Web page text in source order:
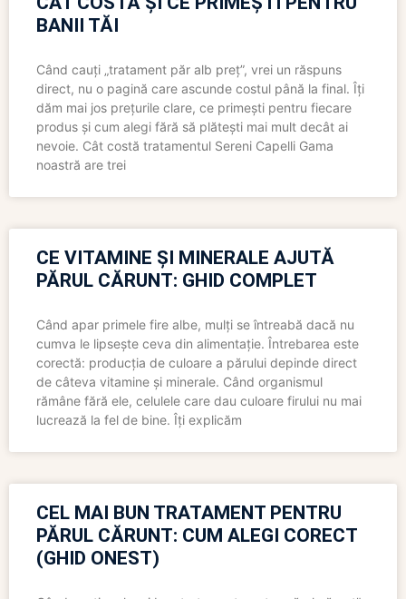
BANII TĂI
Când cauți „tratament păr alb preț”, vrei un răspuns
direct, nu o pagină care ascunde costul până la final. Îți
dăm mai jos prețurile clare, ce primești pentru fiecare
produs și cum alegi fără să plătești mai mult decât ai
nevoie. Cât costă tratamentul Sereni Capelli Gama
noastră are trei
CE VITAMINE ȘI MINERALE AJUTĂ
PĂRUL CĂRUNT: GHID COMPLET
Când apar primele fire albe, mulți se întreabă dacă nu
cumva le lipsește ceva din alimentație. Întrebarea este
corectă: producția de culoare a părului depinde direct
de câteva vitamine și minerale. Când organismul
rămâne fără ele, celulele care dau culoare firului nu mai
lucrează la fel de bine. Îți explicăm
CEL MAI BUN TRATAMENT PENTRU
PĂRUL CĂRUNT: CUM ALEGI CORECT
(GHID ONEST)